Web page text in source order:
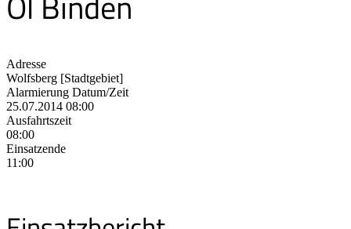
Adresse
Wolfsberg [Stadtgebiet]
Alarmierung Datum/Zeit
25.07.2014 08:00
Ausfahrtszeit
08:00
Einsatzende
11:00